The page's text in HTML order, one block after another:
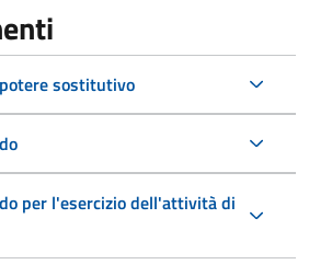
sostitutivo
per l'esercizio dell'attività di